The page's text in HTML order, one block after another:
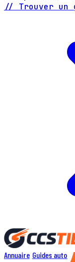
// Trouver un
Annuaire Guides auto